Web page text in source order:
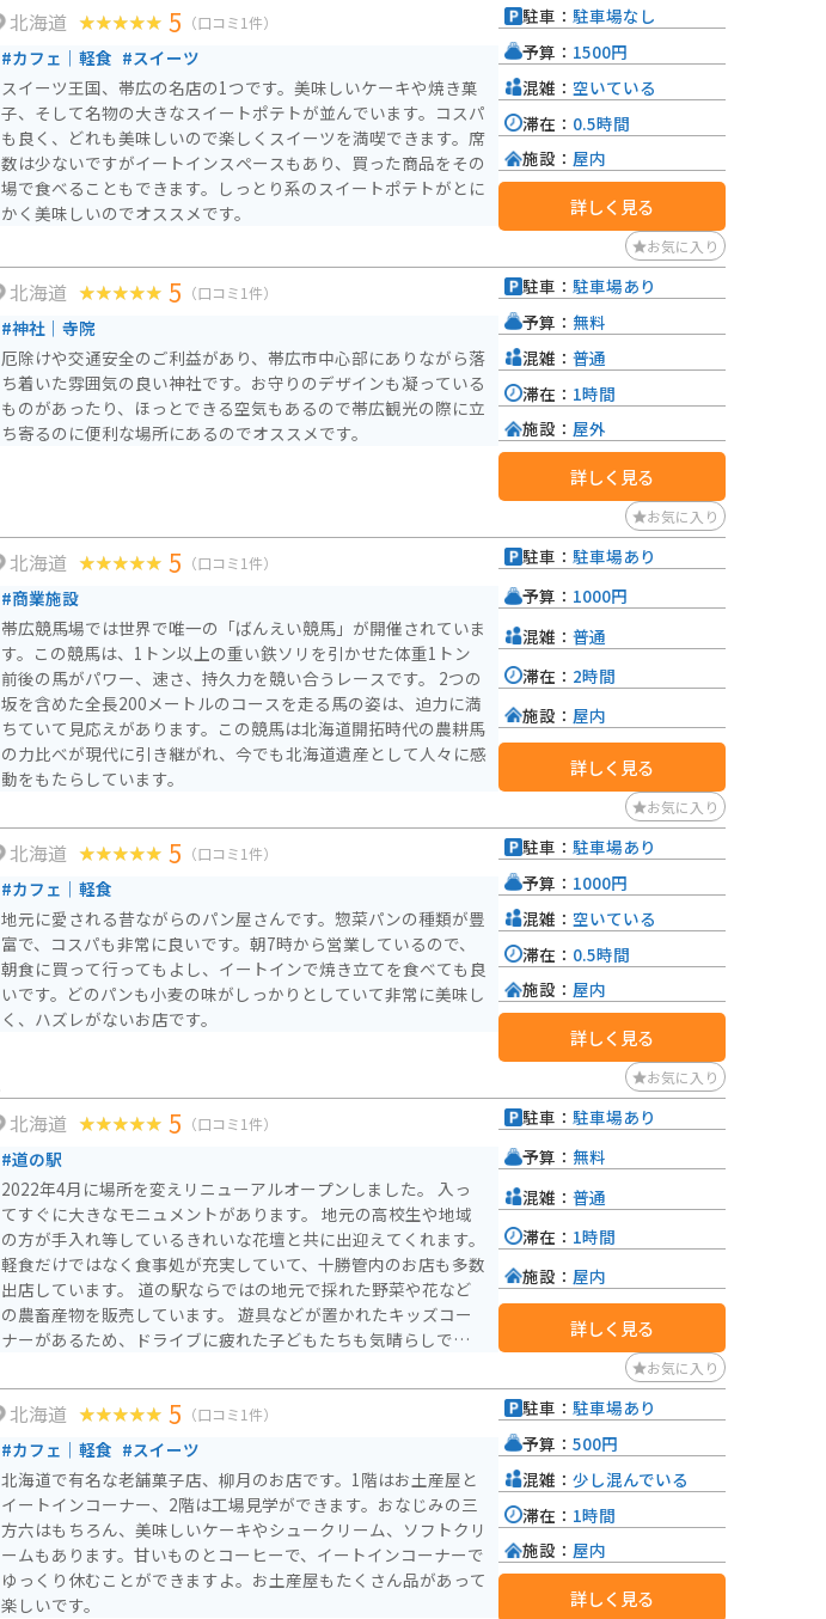
北海道 5 （口コミ1件）
#カフェ｜軽食 #スイーツ
スイーツ王国、帯広の名店の1つです。美味しいケーキや焼き菓
子、そして名物の大きなスイートポテトが並んでいます。コスパ
も良く、どれも美味しいので楽しくスイーツを満喫できます。席
数は少ないですがイートインスペースもあり、買った商品をその
場で食べることもできます。しっとり系のスイートポテトがとに
かく美味しいのでオススメです。
駐車： 駐車場なし
予算： 1500円
混雑： 空いている
滞在： 0.5時間
施設： 屋内
詳しく見る
お気に入り
北海道 5 （口コミ1件）
#神社｜寺院
厄除けや交通安全のご利益があり、帯広市中心部にありながら落
ち着いた雰囲気の良い神社です。お守りのデザインも凝っている
ものがあったり、ほっとできる空気もあるので帯広観光の際に立
ち寄るのに便利な場所にあるのでオススメです。
駐車： 駐車場あり
予算： 無料
混雑： 普通
滞在： 1時間
施設： 屋外
詳しく見る
お気に入り
北海道 5 （口コミ1件）
#商業施設
帯広競馬場では世界で唯一の「ばんえい競馬」が開催されていま
す。この競馬は、1トン以上の重い鉄ソリを引かせた体重1トン
前後の馬がパワー、速さ、持久力を競い合うレースです。 2つの
坂を含めた全長200メートルのコースを走る馬の姿は、迫力に満
ちていて見応えがあります。この競馬は北海道開拓時代の農耕馬
の力比べが現代に引き継がれ、今でも北海道遺産として人々に感
動をもたらしています。
駐車： 駐車場あり
予算： 1000円
混雑： 普通
滞在： 2時間
施設： 屋内
詳しく見る
お気に入り
北海道 5 （口コミ1件）
#カフェ｜軽食
地元に愛される昔ながらのパン屋さんです。惣菜パンの種類が豊
富で、コスパも非常に良いです。朝7時から営業しているので、
朝食に買って行ってもよし、イートインで焼き立てを食べても良
いです。どのパンも小麦の味がしっかりとしていて非常に美味し
く、ハズレがないお店です。
駐車： 駐車場あり
予算： 1000円
混雑： 空いている
滞在： 0.5時間
施設： 屋内
詳しく見る
お気に入り
北海道 5 （口コミ1件）
#道の駅
2022年4月に場所を変えリニューアルオープンしました。 入っ
てすぐに大きなモニュメントがあります。 地元の高校生や地域
の方が手入れ等しているきれいな花壇と共に出迎えてくれます。
軽食だけではなく食事処が充実していて、十勝管内のお店も多数
出店しています。 道の駅ならではの地元で採れた野菜や花など
の農畜産物を販売しています。 遊具などが置かれたキッズコー
ナーがあるため、ドライブに疲れた子どもたちも気晴らしできそ
り、世界観そのままで、ドラマの中に入った気分になれます。 高
速道路のICから近いため、アクセスのしやすさはバッチリです。
駐車： 駐車場あり
予算： 無料
混雑： 普通
滞在： 1時間
施設： 屋内
詳しく見る
お気に入り
北海道 5 （口コミ1件）
#カフェ｜軽食 #スイーツ
北海道で有名な老舗菓子店、柳月のお店です。1階はお土産屋と
イートインコーナー、2階は工場見学ができます。おなじみの三
方六はもちろん、美味しいケーキやシュークリーム、ソフトクリ
ームもあります。甘いものとコーヒーで、イートインコーナーで
ゆっくり休むことができますよ。お土産屋もたくさん品があって
楽しいです。
駐車： 駐車場あり
予算： 500円
混雑： 少し混んでいる
滞在： 1時間
施設： 屋内
詳しく見る